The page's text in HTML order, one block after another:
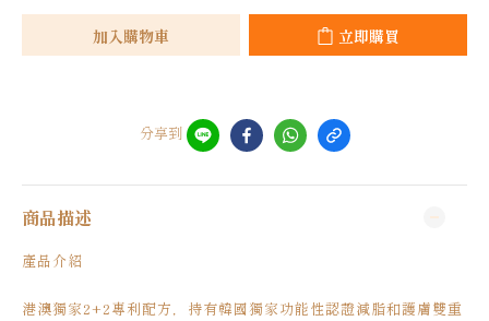
加入購物車 立即購買
分享到
商品描述
產品介紹
港澳獨家2+2專利配方，持有韓國獨家功能性認證減脂和護膚雙重